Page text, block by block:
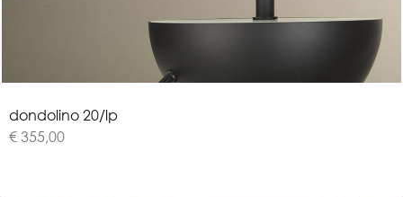
dondolino 20/lp
€ 355,00